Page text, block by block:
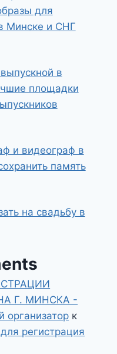
для
Минске и СНГ
в
площадки
и видеограф в
память
на свадьбу в
Г. МИНСКА -
к
регистрация